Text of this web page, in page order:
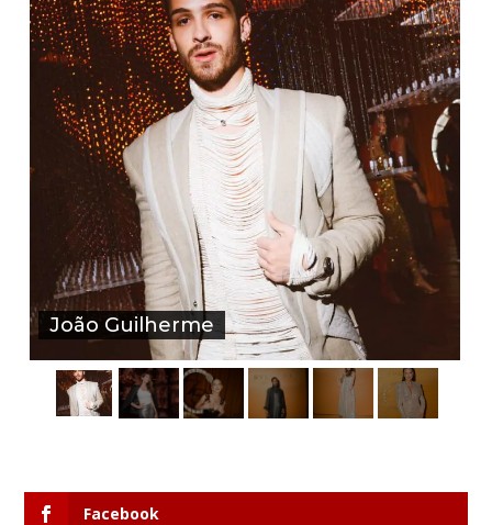
João Guilherme
Facebook